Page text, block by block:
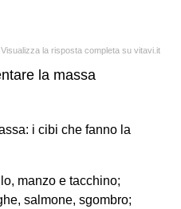
Visualizza la risposta completa su vitavi.it
la massa
i cibi che fanno la
manzo e tacchino;
salmone, sgombro;